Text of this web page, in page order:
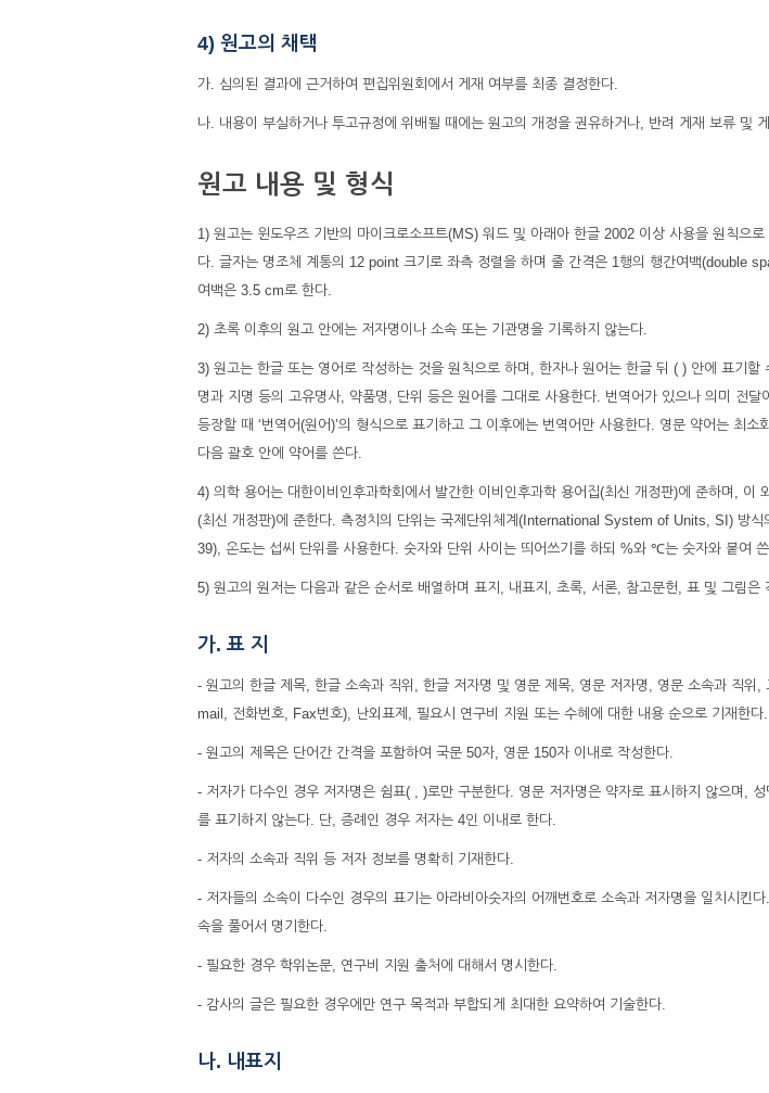
4) 원고의 채택
가. 심의된 결과에 근거하여 편집위원회에서 게재 여부를 최종 결정한다.
나. 내용이 부실하거나 투고규정에 위배될 때에는 원고의 개정을 권유하거나, 반려 게재 보류 및
원고 내용 및 형식
1) 원고는 윈도우즈 기반의 마이크로소프트(MS) 워드 및 아래아 한글 2002 이상 사용을 원칙으
다. 글자는 명조체 계통의 12 point 크기로 좌측 정렬을 하며 줄 간격은 1행의 행간여백(double
여백은 3.5 cm로 한다.
2) 초록 이후의 원고 안에는 저자명이나 소속 또는 기관명을 기록하지 않는다.
3) 원고는 한글 또는 영어로 작성하는 것을 원칙으로 하며, 한자나 원어는 한글 뒤 ( ) 안에 표기할
명과 지명 등의 고유명사, 약품명, 단위 등은 원어를 그대로 사용한다. 번역어가 있으나 의미 전
등장할 때 ‘번역어(원어)’의 형식으로 표기하고 그 이후에는 번역어만 사용한다. 영문 약어는 최
다음 괄호 안에 약어를 쓴다.
4) 의학 용어는 대한이비인후과학회에서 발간한 이비인후과학 용어집(최신 개정판)에 준하며, 이
(최신 개정판)에 준한다. 측정치의 단위는 국제단위체계(International System of Units, SI) 방
39), 온도는 섭씨 단위를 사용한다. 숫자와 단위 사이는 띄어쓰기를 하되 %와 ℃는 숫자와 붙여
5) 원고의 원저는 다음과 같은 순서로 배열하며 표지, 내표지, 초록, 서론, 참고문헌, 표 및 그림은
가. 표 지
- ‌원고의 한글 제목, 한글 소속과 직위, 한글 저자명 및 영문 제목, 영문 저자명, 영문 소속과 직위,
mail, 전화번호, Fax번호), 난외표제, 필요시 연구비 지원 또는 수혜에 대한 내용 순으로 기재한다.
- 원고의 제목은 단어간 간격을 포함하여 국문 50자, 영문 150자 이내로 작성한다.
- ‌저자가 다수인 경우 저자명은 쉼표( , )로만 구분한다. 영문 저자명은 약자로 표시하지 않으며,
를 표기하지 않는다. 단, 증례인 경우 저자는 4인 이내로 한다.
- ‌저자의 소속과 직위 등 저자 정보를 명확히 기재한다.
- ‌저자들의 소속이 다수인 경우의 표기는 아라비아숫자의 어깨번호로 소속과 저자명을 일치시킨
속을 풀어서 명기한다.
- 필요한 경우 학위논문, 연구비 지원 출처에 대해서 명시한다.
- 감사의 글은 필요한 경우에만 연구 목적과 부합되게 최대한 요약하여 기술한다.
나. 내표지